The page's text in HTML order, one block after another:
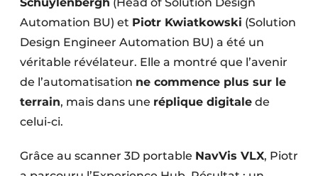
Automation BU) et Piotr Kwiatkowski (Solution
Design Engineer Automation BU) a été un
véritable révélateur. Elle a montré que l’avenir
de l’automatisation ne commence plus sur le
terrain, mais dans une réplique digitale de
celui-ci.
Grâce au scanner 3D portable NavVis VLX, Piotr